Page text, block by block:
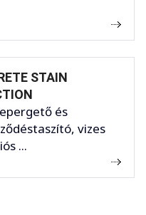
STAIN
és
vizes
...